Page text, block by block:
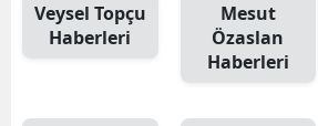
Veysel Topçu
Haberleri
Mesut
Özaslan
Haberleri